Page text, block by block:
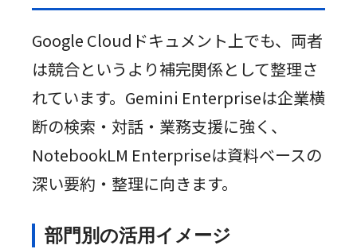
Google Cloudドキュメント上でも、両者
は競合というより補完関係として整理さ
れています。Gemini Enterpriseは企業横
断の検索・対話・業務支援に強く、
NotebookLM Enterpriseは資料ベースの
深い要約・整理に向きます。
部門別の活用イメージ